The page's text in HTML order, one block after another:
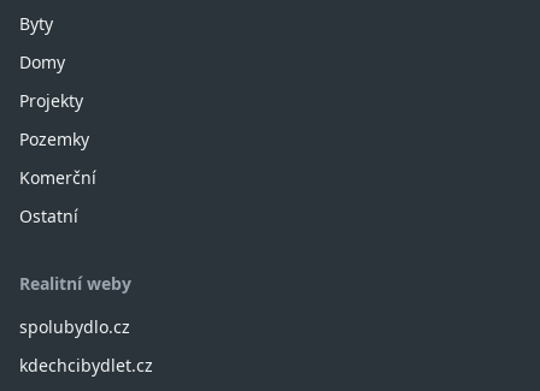
Byty
Domy
Projekty
Pozemky
Komerční
Ostatní
Realitní weby
spolubydlo.cz
kdechcibydlet.cz